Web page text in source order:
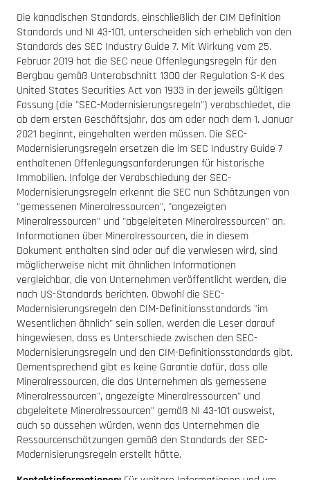
Die kanadischen Standards, einschließlich der CIM Definition
Standards und NI 43-101, unterscheiden sich erheblich von den
Standards des SEC Industry Guide 7. Mit Wirkung vom 25.
Februar 2019 hat die SEC neue Offenlegungsregeln für den
Bergbau gemäß Unterabschnitt 1300 der Regulation S-K des
United States Securities Act von 1933 in der jeweils gültigen
Fassung (die "SEC-Modernisierungsregeln") verabschiedet, die
ab dem ersten Geschäftsjahr, das am oder nach dem 1. Januar
2021 beginnt, eingehalten werden müssen. Die SEC-
Modernisierungsregeln ersetzen die im SEC Industry Guide 7
enthaltenen Offenlegungsanforderungen für historische
Immobilien. Infolge der Verabschiedung der SEC-
Modernisierungsregeln erkennt die SEC nun Schätzungen von
"gemessenen Mineralressourcen", "angezeigten
Mineralressourcen" und "abgeleiteten Mineralressourcen" an.
Informationen über Mineralressourcen, die in diesem
Dokument enthalten sind oder auf die verwiesen wird, sind
möglicherweise nicht mit ähnlichen Informationen
vergleichbar, die von Unternehmen veröffentlicht werden, die
nach US-Standards berichten. Obwohl die SEC-
Modernisierungsregeln den CIM-Definitionsstandards "im
Wesentlichen ähnlich" sein sollen, werden die Leser darauf
hingewiesen, dass es Unterschiede zwischen den SEC-
Modernisierungsregeln und den CIM-Definitionsstandards gibt.
Dementsprechend gibt es keine Garantie dafür, dass alle
Mineralressourcen, die das Unternehmen als gemessene
Mineralressourcen", angezeigte Mineralressourcen" und
abgeleitete Mineralressourcen" gemäß NI 43-101 ausweist,
auch so aussehen würden, wenn das Unternehmen die
Ressourcenschätzungen gemäß den Standards der SEC-
Modernisierungsregeln erstellt hätte.